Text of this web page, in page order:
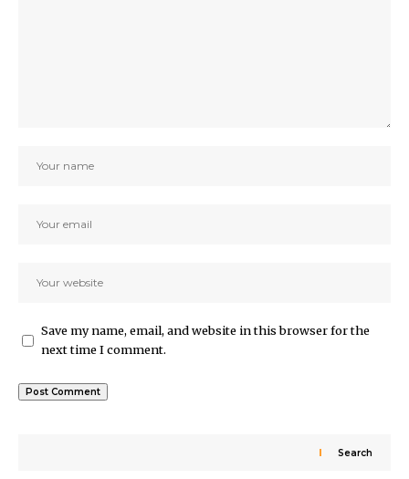
Save my name, email, and website in this browser for the
next time I comment.
Search